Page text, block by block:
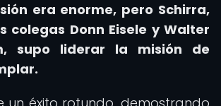
era enorme, pero Schirra,
colegas Donn Eisele y Walter
supo liderar la misión de